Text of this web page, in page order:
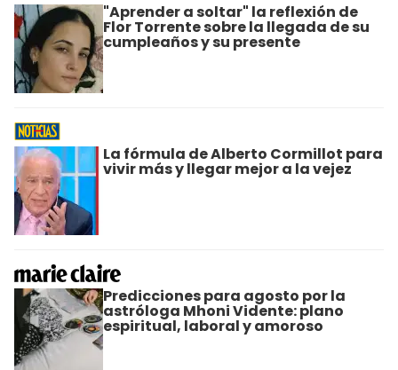
"Aprender a soltar" la reflexión de
Flor Torrente sobre la llegada de su
cumpleaños y su presente
La fórmula de Alberto Cormillot para
vivir más y llegar mejor a la vejez
Predicciones para agosto por la
astróloga Mhoni Vidente: plano
espiritual, laboral y amoroso